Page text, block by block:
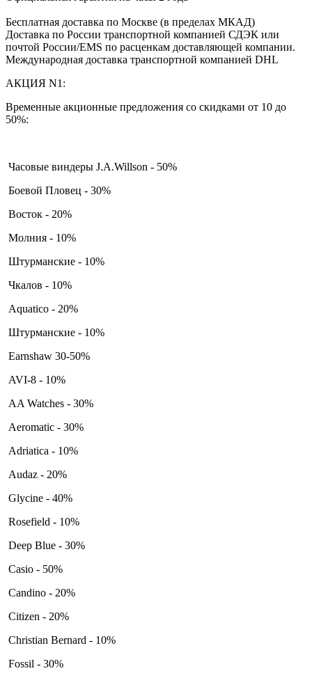
Бесплатная доставка по Москве (в пределах МКАД)
Доставка по России транспортной компанией СДЭК или
почтой России/EMS по расценкам доставляющей компании.
Международная доставка транспортной компанией DHL
АКЦИЯ N1:
Временные акционные предложения со скидками от 10 до
50%:
Часовые виндеры J.A.Willson - 50%
Боевой Пловец - 30%
Восток - 20%
Молния - 10%
Штурманские - 10%
Чкалов - 10%
Aquatico - 20%
Штурманские - 10%
Earnshaw 30-50%
AVI-8 - 10%
AA Watches - 30%
Aeromatic - 30%
Adriatica - 10%
Audaz - 20%
Glycine - 40%
Rosefield - 10%
Deep Blue - 30%
Casio - 50%
Candino - 20%
Citizen - 20%
Christian Bernard - 10%
Fossil - 30%